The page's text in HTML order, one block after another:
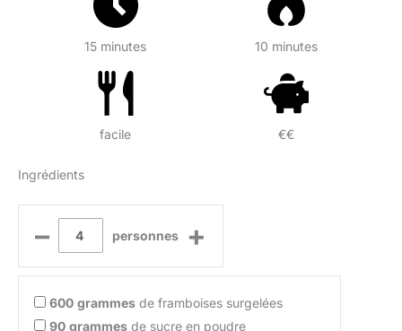
15 minutes 10 minutes
facile €€
Ingrédients
– personnes +
600 grammes de framboises surgelées
90 grammes de sucre en poudre